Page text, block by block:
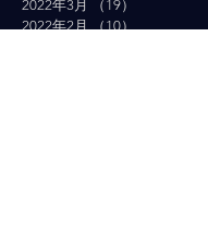
2022年3月
（19）
2022年2月 （10）10件の記事